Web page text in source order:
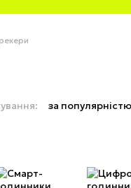
за популярністю